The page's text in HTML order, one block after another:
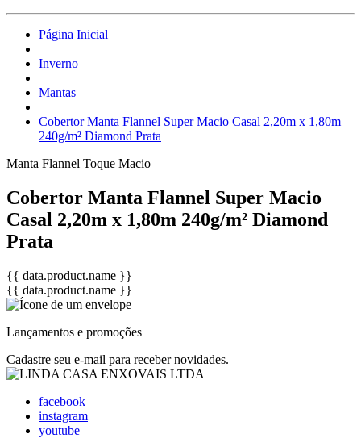
Página Inicial
Inverno
Mantas
Cobertor Manta Flannel Super Macio Casal 2,20m x 1,80m
240g/m² Diamond Prata
Manta Flannel Toque Macio
Cobertor Manta Flannel Super Macio
Casal 2,20m x 1,80m 240g/m² Diamond
Prata
{{ data.product.name }}
{{ data.product.name }}
Lançamentos e promoções
Cadastre seu e-mail para receber novidades.
facebook
instagram
youtube